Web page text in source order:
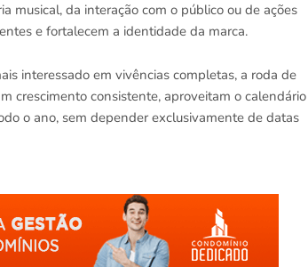
musical, da interação com o público ou de ações
e fortalecem a identidade da marca.
interessado em vivências completas, a roda de
crescimento consistente, aproveitam o calendário
o ano, sem depender exclusivamente de datas